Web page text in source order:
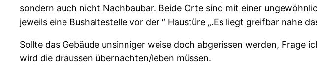
sondern auch nicht Nachbaubar. Beide Orte sind mit einer
jeweils eine Bushaltestelle vor der “ Haustüre „.Es liegt greifbar nahe
Sollte das Gebäude unsinniger weise doch abgerissen werden,
wird die draussen übernachten/leben müssen.